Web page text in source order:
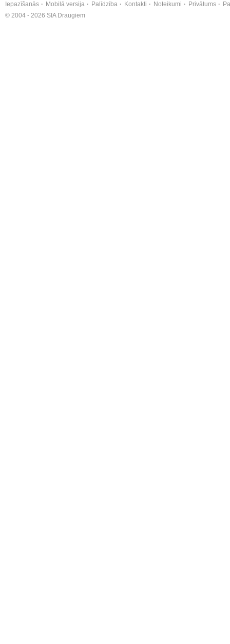
Iepazīšanās Mobilā versija Palīdzība Kontakti Noteikumi Privātums
© 2004 - 2026 SIA Draugiem